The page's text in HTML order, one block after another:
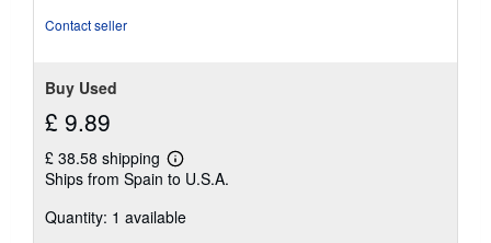
Contact seller
Buy Used
£ 9.89
£ 38.58 shipping
Learn
more
shipping
Ships from Spain to U.S.A.
Quantity: 1 available